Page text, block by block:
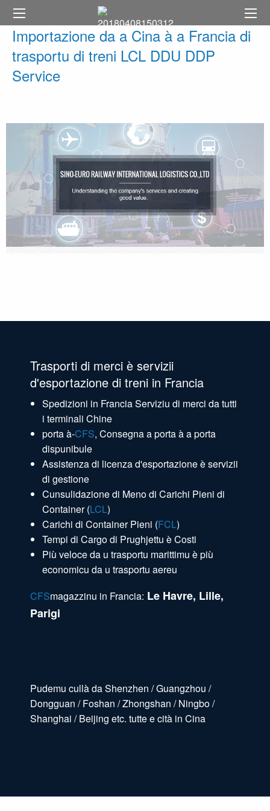
Importazione da a Cina à a Francia di
trasportu di treni LCL DDU DDP
Service
Trasporti di merci è servizii
d'esportazione di treni in Francia
Spedizioni in Francia Serviziu di merci da tutti
i terminali Chine
porta à-CFS, Consegna a porta à a porta
dispunibule
Assistenza di licenza d'esportazione è servizii
di gestione
Cunsulidazione di Meno di Carichi Pieni di
Container (LCL)
Carichi di Container Pieni (FCL)
Tempi di Cargo di Prughjettu è Costi
Più veloce da u trasportu marittimu è più
economicu da u trasportu aereu
CFSmagazzinu in Francia: Le Havre, Lille,
Parigi
Pudemu cullà da Shenzhen / Guangzhou /
Dongguan / Foshan / Zhongshan / Ningbo /
Shanghai / Beijing etc. tutte e cità in Cina